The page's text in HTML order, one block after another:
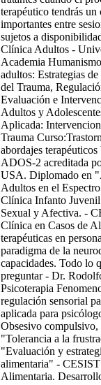
terapéutico tendrás un
importantes entre
sujetos a
Clínica Adultos -
Academia
adultos: Estrategias
del Trauma,
Evaluación e
Adultos y
Aplicada:
Trauma
abordajes
ADOS-2 acreditada
USA. Diplomado en
Adultos en el
Clínica Infanto
Sexual y Afectiva. -
Clínica en Casos de
terapéuticas en
paradigma de la
capacidades. Todo lo
preguntar - Dr.
Psicoterapia
regulación sensorial
aplicada para
Obsesivo
"Tolerancia a la
"Evaluación y
alimentaria" -
Alimentaria.